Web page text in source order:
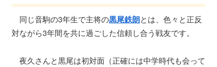
同じ音駒の3年生で主将の黒尾鉄朗とは、色々と正反
対ながら3年間を共に過ごした信頼し合う戦友です。
夜久さんと黒尾は初対面（正確には中学時代も会って